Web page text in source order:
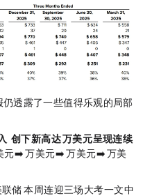
报仍透露了一些值得乐观的局部
Revenue）创下新高，达 4200 万美元，呈现连续
美元 ➡️ 2900 万美元 ➡️ 3700 万美元 ➡️ 4200 万美
……Circle本周连迎三场大考》一文中